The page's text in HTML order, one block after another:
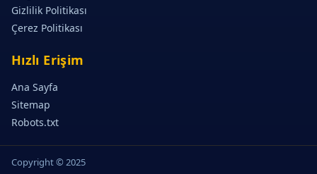
Gizlilik Politikası
Çerez Politikası
Hızlı Erişim
Ana Sayfa
Sitemap
Robots.txt
Copyright © 2025